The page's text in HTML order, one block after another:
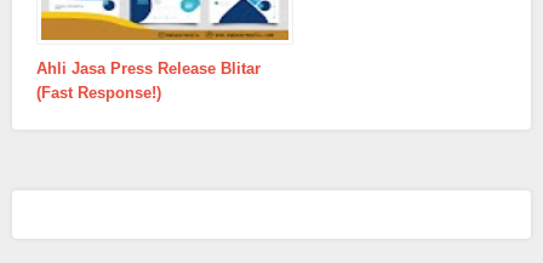
Ahli Jasa Press Release Blitar
(Fast Response!)